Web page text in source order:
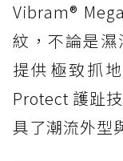
Vibram®
紋，不論是
提供極致抓
Protect 護趾
具了潮流外型